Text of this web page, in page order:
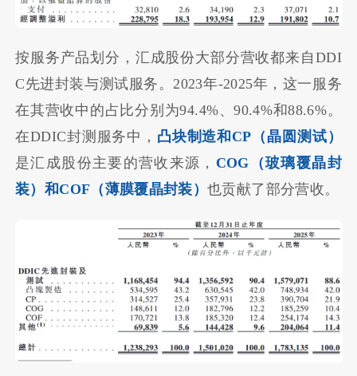
按服务产品划分，汇成股份大部分营收都来自DDI
C先进封装与测试服务。2023年-2025年，这一服务
在其营收中的占比分别为94.4%、90.4%和88.6%。
在DDIC封测服务中， 凸块制造和CP（晶圆测试）
是汇成股份主要的营收来源， COG（玻璃覆晶封
装）和COF（薄膜覆晶封装）也贡献了部分营收。